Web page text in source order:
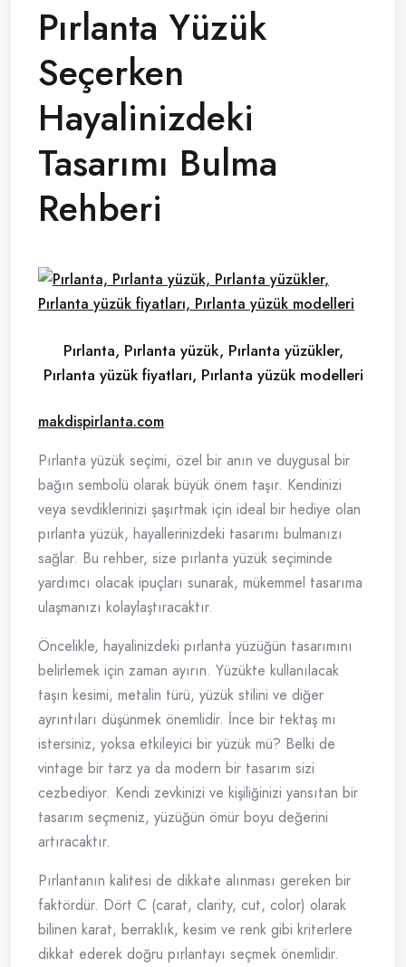
Pırlanta Yüzük
Seçerken
Hayalinizdeki
Tasarımı Bulma
Rehberi
Pırlanta, Pırlanta yüzük, Pırlanta yüzükler,
Pırlanta yüzük fiyatları, Pırlanta yüzük modelleri
makdispirlanta.com
Pırlanta yüzük seçimi, özel bir anın ve duygusal bir
bağın sembolü olarak büyük önem taşır. Kendinizi
veya sevdiklerinizi şaşırtmak için ideal bir hediye olan
pırlanta yüzük, hayallerinizdeki tasarımı bulmanızı
sağlar. Bu rehber, size pırlanta yüzük seçiminde
yardımcı olacak ipuçları sunarak, mükemmel tasarıma
ulaşmanızı kolaylaştıracaktır.
Öncelikle, hayalinizdeki pırlanta yüzüğün tasarımını
belirlemek için zaman ayırın. Yüzükte kullanılacak
taşın kesimi, metalin türü, yüzük stilini ve diğer
ayrıntıları düşünmek önemlidir. İnce bir tektaş mı
istersiniz, yoksa etkileyici bir yüzük mü? Belki de
vintage bir tarz ya da modern bir tasarım sizi
cezbediyor. Kendi zevkinizi ve kişiliğinizi yansıtan bir
tasarım seçmeniz, yüzüğün ömür boyu değerini
artıracaktır.
Pırlantanın kalitesi de dikkate alınması gereken bir
faktördür. Dört C (carat, clarity, cut, color) olarak
bilinen karat, berraklık, kesim ve renk gibi kriterlere
dikkat ederek doğru pırlantayı seçmek önemlidir.